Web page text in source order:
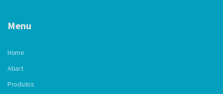
Menu
Home
Abart
Produtos